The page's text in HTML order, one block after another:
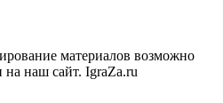
материалов возможно
наш сайт. IgraZa.ru